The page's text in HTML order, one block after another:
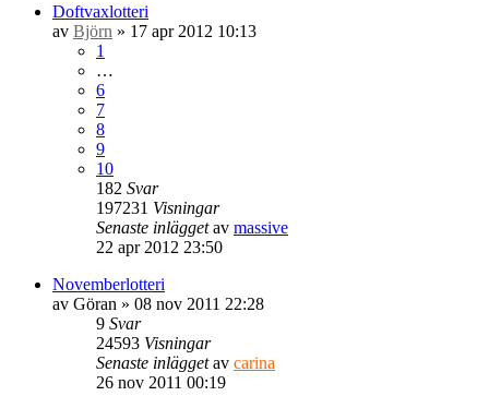
Doftvaxlotteri
av Björn » 17 apr 2012 10:13
1
…
6
7
8
9
10
182 Svar
197231 Visningar
Senaste inläggetav massive
22 apr 2012 23:50
Novemberlotteri
av Göran » 08 nov 2011 22:28
9 Svar
24593 Visningar
Senaste inläggetav carina
26 nov 2011 00:19